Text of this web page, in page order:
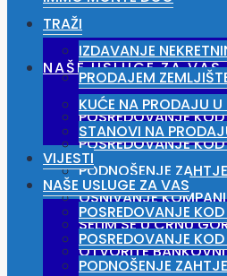
NAŠE USLUGE ZA VAS
POSREDOVANJE
POSREDOVANJE
PODNOŠENJE
OSNIVANJE
SELIM SE U CRNU
OTVORITE
TRAŽI
IZDAVANJE
PRODAJEM
KUĆE NA PRODAJU
STANOVI NA
VIJESTI
NAŠE USLUGE ZA VAS
POSREDOVANJE
POSREDOVANJE
PODNOŠENJE